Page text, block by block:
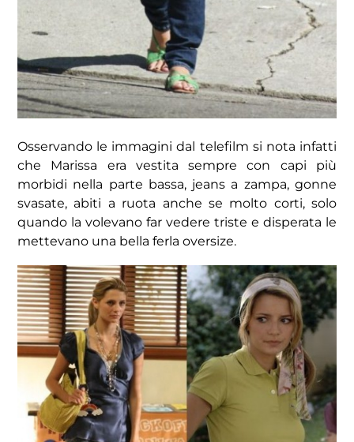
Osservando le immagini dal telefilm si nota infatti
che Marissa era vestita sempre con capi più
morbidi nella parte bassa, jeans a zampa, gonne
svasate, abiti a ruota anche se molto corti, solo
quando la volevano far vedere triste e disperata le
mettevano una bella ferla oversize.